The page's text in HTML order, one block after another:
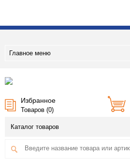
Главное меню
Избранное
Товаров (0)
Каталог товаров